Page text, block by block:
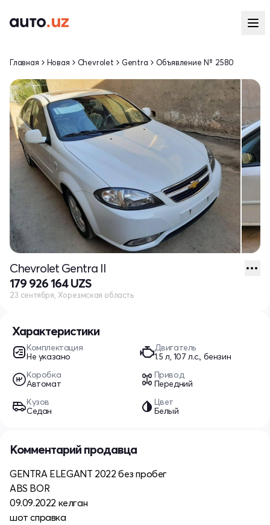
Характеристики
Комплектация
Не указано
Двигатель
1.5 л, 107 л.с., бензин
Коробка
Автомат
Привод
Передний
Кузов
Седан
Цвет
Белый
Главная Новая Chevrolet Gentra Объявление № 2580
Chevrolet Gentra II
179 926 164 UZS
23 сентября, Хорезмская область
Комментарий продавца
GENTRA ELEGANT 2022 без пробег
ABS BOR
09.09.2022 келган
шот справка